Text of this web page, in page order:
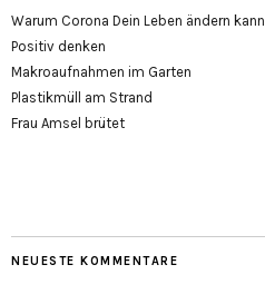
Warum Corona Dein Leben ändern kann
Positiv denken
Makroaufnahmen im Garten
Plastikmüll am Strand
Frau Amsel brütet
NEUESTE KOMMENTARE